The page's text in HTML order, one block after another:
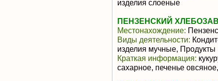
изделия слоеные
ПЕНЗЕНСКИЙ
Местонахождение:
Виды деятельности:
изделия мучные, Продукты
Краткая информация:
сахарное, печенье